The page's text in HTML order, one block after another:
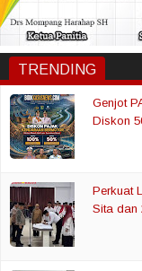
TRENDING
Genjot
Diskon
Perkuat
Sita dan